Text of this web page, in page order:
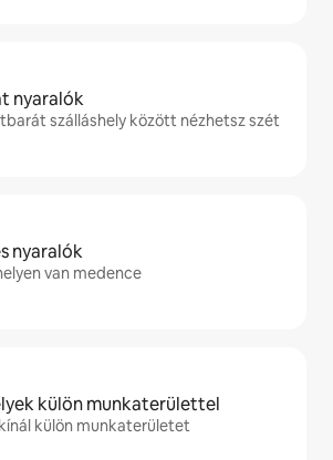
nyaralók
szálláshely között nézhetsz szét
nyaralók
van medence
külön munkaterülettel
külön munkaterületet